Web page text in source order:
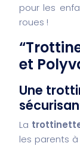
pour les
roues !
et
Une
La
les parents